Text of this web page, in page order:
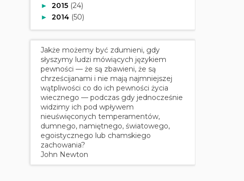
► 2015 (24)
► 2014 (50)
Jakże możemy być zdumieni, gdy
słyszymy ludzi mówiących językiem
pewności — że są zbawieni, że są
chrześcijanami i nie mają najmniejszej
wątpliwości co do ich pewności życia
wiecznego — podczas gdy jednocześnie
widzimy ich pod wpływem
nieuświęconych temperamentów,
dumnego, namiętnego, światowego,
egoistycznego lub chamskiego
zachowania?
John Newton